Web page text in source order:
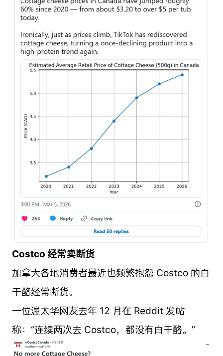
Costco 经常卖断货
加拿大各地消费者最近也频繁抱怨 Costco 的白
干酪经常断货。
一位渥太华网友去年 12 月在 Reddit 发帖
称：“连续两次去 Costco，都没有白干酪。”